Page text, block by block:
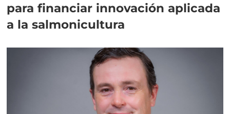
para financiar innovación aplicada
a la salmonicultura